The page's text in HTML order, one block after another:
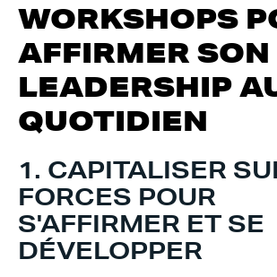
WORKSHOPS
AFFIRMER SON
LEADERSHIP
QUOTIDIEN
1. CAPITALISER
FORCES POUR
S'AFFIRMER ET SE
DÉVELOPPER